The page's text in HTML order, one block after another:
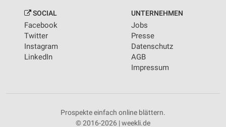
SOCIAL
Facebook
Twitter
Instagram
LinkedIn
UNTERNEHMEN
Jobs
Presse
Datenschutz
AGB
Impressum
Prospekte einfach online blättern.
© 2016-2026 | weekli.de